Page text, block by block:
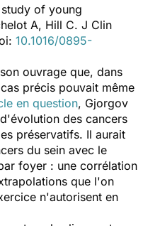
of young
A, Hill C. J Clin
10.1016/0895-
ouvrage que, dans
précis pouvait même
en question, Gjorgov
des cancers
préservatifs. Il aurait
du sein avec le
foyer : une corrélation
que l'on
n'autorisent en